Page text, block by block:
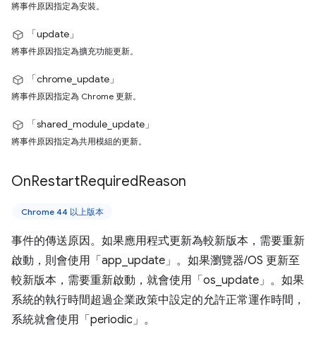
將事件原因指定為安裝。
「update」
將事件原因指定為擴充功能更新。
「chrome_update」
將事件原因指定為 Chrome 更新。
「shared_module_update」
將事件原因指定為共用模組的更新。
OnRestartRequiredReason
Chrome 44 以上版本
事件的傳送原因。如果應用程式更新為較新版本，需要重新
啟動，則會使用「app_update」。如果瀏覽器/OS 更新至
較新版本，需要重新啟動，就會使用「os_update」。如果
系統的執行時間超過企業政策中設定的允許正常運作時間，
系統就會使用「periodic」。